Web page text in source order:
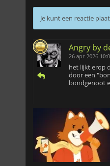
Je kunt een reactie
Angry by
26 apr 2026
het lijkt erop
door een
bondgenoot